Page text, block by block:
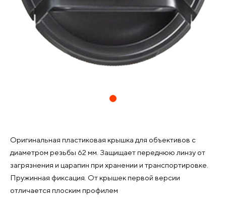
Оригинальная пластиковая крышка для объективов с
диаметром резьбы 62 мм. Защищает переднюю линзу от
загрязнения и царапин при хранении и транспортировке.
Пружинная фиксация. От крышек первой версии
отличается плоским профилем